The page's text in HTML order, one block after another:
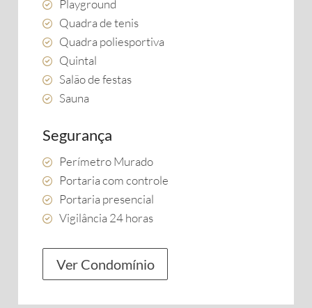
Playground
Quadra de tenis
Quadra poliesportiva
Quintal
Salão de festas
Sauna
Segurança
Perímetro Murado
Portaria com controle
Portaria presencial
Vigilância 24 horas
Ver Condomínio